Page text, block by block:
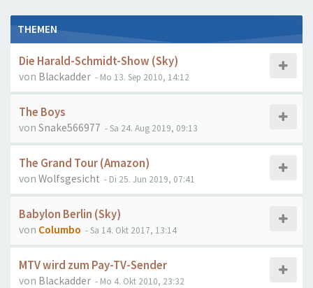
THEMEN
Die Harald-Schmidt-Show (Sky)
von Blackadder - Mo 13. Sep 2010, 14:12
The Boys
von Snake566977 - Sa 24. Aug 2019, 09:13
The Grand Tour (Amazon)
von Wolfsgesicht - Di 25. Jun 2019, 07:41
Babylon Berlin (Sky)
von Columbo - Sa 14. Okt 2017, 13:14
MTV wird zum Pay-TV-Sender
von Blackadder - Mo 4. Okt 2010, 23:32